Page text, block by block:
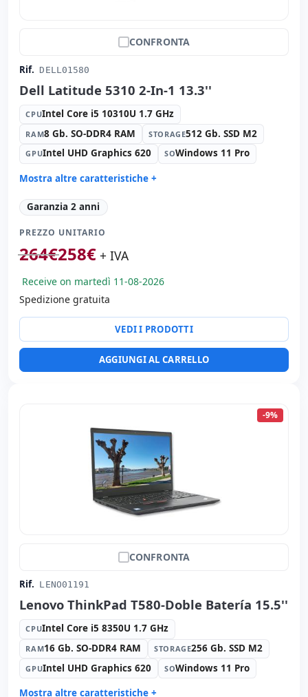
CONFRONTA
Rif. DELL01580
Dell Latitude 5310 2-In-1 13.3''
CPUIntel Core i5 10310U 1.7 GHz
RAM8 Gb. SO-DDR4 RAM STORAGE512 Gb. SSD M2
GPUIntel UHD Graphics 620 SOWindows 11 Pro
Mostra altre caratteristiche +
Suono: Realtek Audio
Porte: USB-C · 2x USB 3.1
Tattile 13.3 '' FullHD 16:
Porte video: HDMI
Connettività: WIFI · Bluetooth
Specifico portatile:
Altri: Imballaggio hR
21x31x2 cm.
Peso: 1.45 Kg.
Garanzia 2 anni
PREZZO UNITARIO
264€258€ + IVA
Receive on martedì 11-08-2026
Spedizione gratuita
VEDI I PRODOTTI
AGGIUNGI AL CARRELLO
-9%
CONFRONTA
Rif. LENO01191
Lenovo ThinkPad T580-Doble Batería 15.5''
CPUIntel Core i5 8350U 1.7 GHz
RAM16 Gb. SO-DDR4 RAM STORAGE256 Gb. SSD M2
GPUIntel UHD Graphics 620 SOWindows 11 Pro
Mostra altre caratteristiche +